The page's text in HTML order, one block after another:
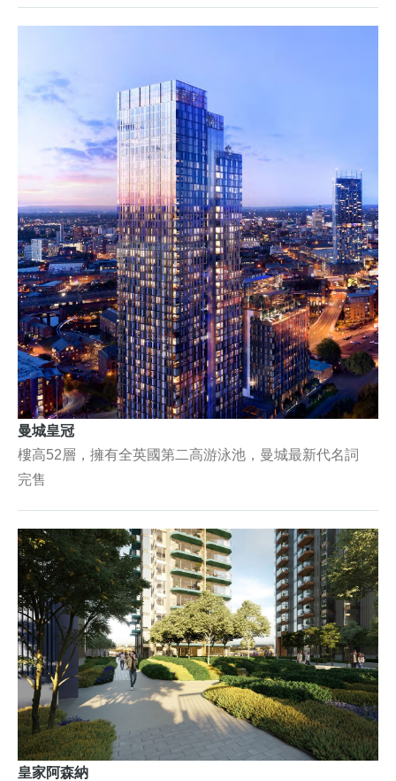
曼城皇冠
樓高52層，擁有全英國第二高游泳池，曼城最新代名詞
完售
皇家阿森納